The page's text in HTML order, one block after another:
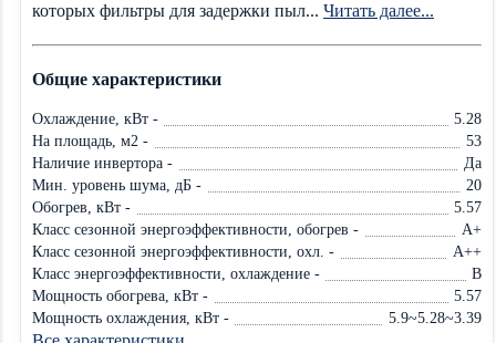
которых фильтры для задержки пыл... Читать далее...
Общие характеристики
Охлаждение, кВт -
5.28
На площадь, м2 -
53
Наличие инвертора -
Да
Мин. уровень шума, дБ -
20
Обогрев, кВт -
5.57
Класс сезонной энергоэффективности, обогрев -
A+
Класс сезонной энергоэффективности, охл. -
A++
Класс энергоэффективности, охлаждение -
B
Мощность обогрева, кВт -
5.57
Мощность охлаждения, кВт -
5.9~5.28~3.39